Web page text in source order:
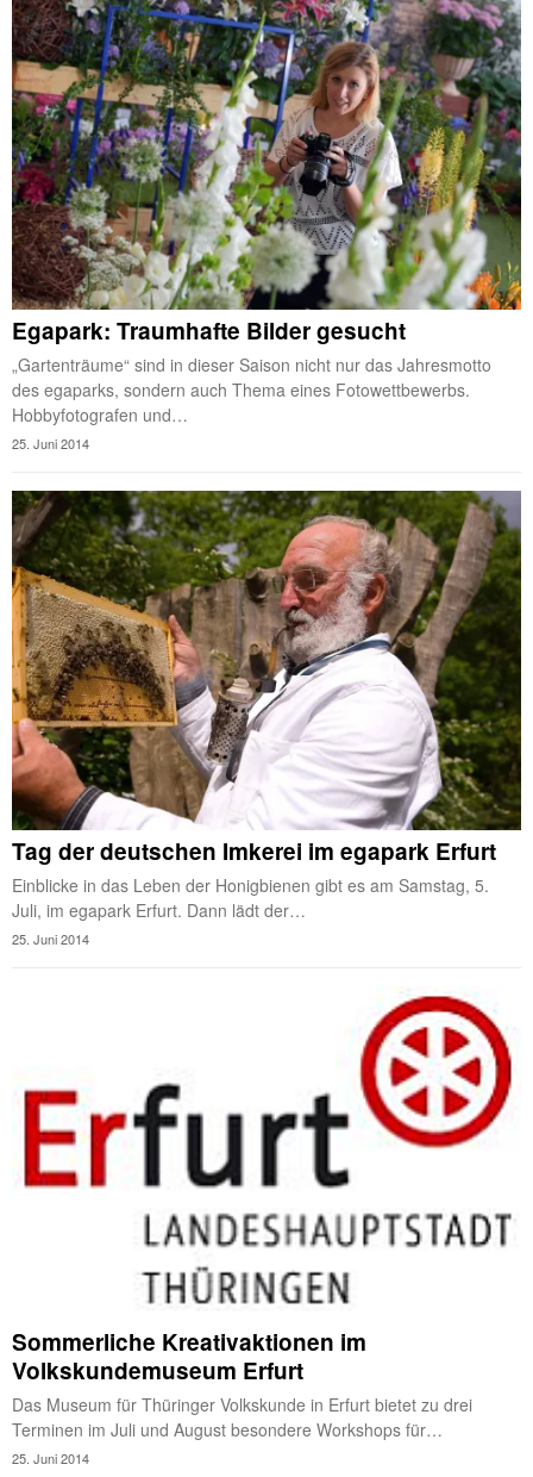
Egapark: Traumhafte Bilder gesucht
„Gartenträume“ sind in dieser Saison nicht nur das Jahresmotto
des egaparks, sondern auch Thema eines Fotowettbewerbs.
Hobbyfotografen und…
25. Juni 2014
Tag der deutschen Imkerei im egapark Erfurt
Einblicke in das Leben der Honigbienen gibt es am Samstag, 5.
Juli, im egapark Erfurt. Dann lädt der…
25. Juni 2014
Sommerliche Kreativaktionen im
Volkskundemuseum Erfurt
Das Museum für Thüringer Volkskunde in Erfurt bietet zu drei
Terminen im Juli und August besondere Workshops für…
25. Juni 2014